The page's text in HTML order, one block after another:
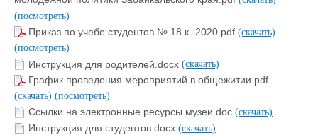
(посмотреть)
Приказ по учебе студентов № 18 к -2020.pdf (скачать)
(посмотреть)
Инструкция для родителей.docx (скачать)
График проведения мероприятий в общежитии.pdf
(скачать) (посмотреть)
Ссылки на электронные ресурсы музеи.doc (скачать)
Инструкция для студентов.docx (скачать)